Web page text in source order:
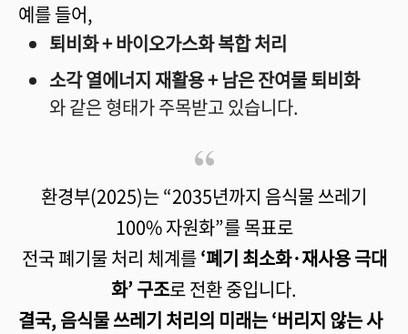
예를 들어,
퇴비화 + 바이오가스화 복합 처리
소각 열에너지 재활용 + 남은 잔여물 퇴비화
와 같은 형태가 주목받고 있습니다.
환경부(2025)는 “2035년까지 음식물 쓰레기
100% 자원화”를 목표로
전국 폐기물 처리 체계를‘폐기 최소화·재사용 극대
화’ 구조로 전환 중입니다.
결국, 음식물 쓰레기 처리의 미래는 ‘버리지 않는 사